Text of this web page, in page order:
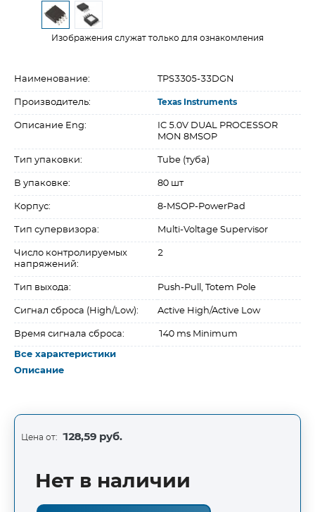
Изображения служат только для ознакомления
Наименование: TPS3305-33DGN
Производитель: Texas Instruments
Описание Eng:
IC 5.0V DUAL PROCESSOR
MON 8MSOP
Тип упаковки: Tube (туба)
В упаковке: 80 шт
Корпус: 8-MSOP-PowerPad
Тип супервизора: Multi-Voltage Supervisor
Число контролируемых
напряжений:
2
Тип выхода: Push-Pull, Totem Pole
Сигнал сброса (High/Low): Active High/Active Low
Время сигнала сброса: 140 ms Minimum
Все характеристики
Описание
Цена от: 128,59 руб.
Нет в наличии